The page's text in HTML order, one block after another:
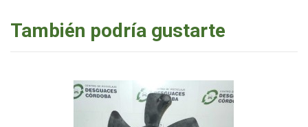
También podría gustarte